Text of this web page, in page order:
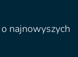
najnowyszych